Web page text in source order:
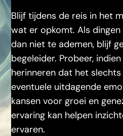
Blijf tijdens de reis in het
wat er opkomt. Als
dan niet te ademen, blijf
begeleider. Probeer,
herinneren dat het
eventuele uitdagende
kansen voor groei en
ervaring kan helpen
ervaren.